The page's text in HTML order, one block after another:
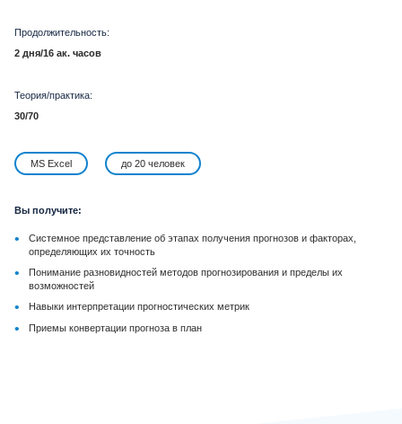
Продолжительность:
2 дня/16 ак. часов
Теория/практика:
30/70
MS Excel до 20 человек
Вы получите:
•
Системное представление об этапах получения прогнозов и факторах,
определяющих их точность
•
Понимание разновидностей методов прогнозирования и пределы их
возможностей
• Навыки интерпретации прогностических метрик
• Приемы конвертации прогноза в план